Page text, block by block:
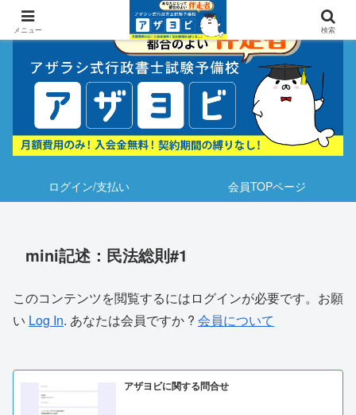
ログイン/支払い 会員TOPページ
mini記述：民法総則#1
このコンテンツを閲覧するにはログインが必要です。お願
い Log In. あなたは会員ですか ? 会員について
アザヨビに関する問合せ
メニュー 検索